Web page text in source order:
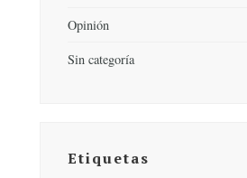
Opinión
Sin categoría
Etiquetas